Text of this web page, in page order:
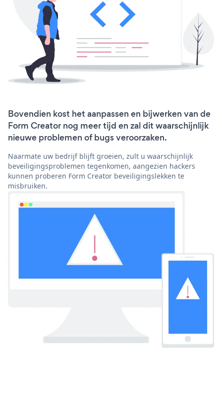
Bovendien kost het aanpassen en bijwerken van de
Form Creator nog meer tijd en zal dit waarschijnlijk
nieuwe problemen of bugs veroorzaken.
Naarmate uw bedrijf blijft groeien, zult u waarschijnlijk
beveiligingsproblemen tegenkomen, aangezien hackers
kunnen proberen Form Creator beveiligingslekken te
misbruiken.